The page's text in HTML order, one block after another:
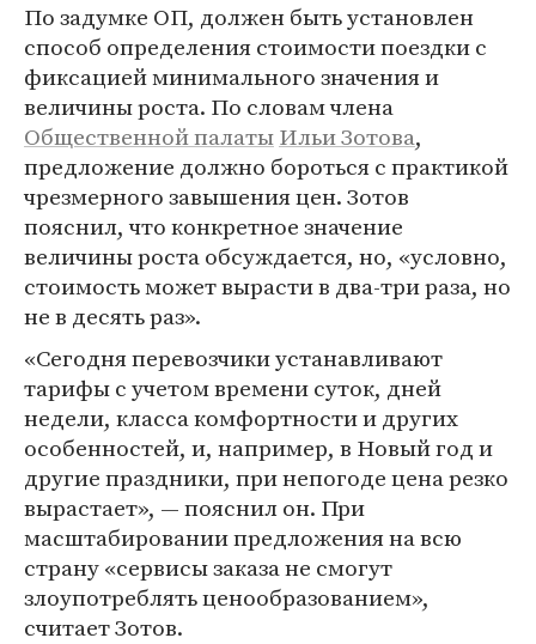
По задумке ОП, должен быть установлен
способ определения стоимости поездки с
фиксацией минимального значения и
величины роста. По словам члена
Общественной палатыИльи Зотова,
предложение должно бороться с практикой
чрезмерного завышения цен. Зотов
пояснил, что конкретное значение
величины роста обсуждается, но, «условно,
стоимость может вырасти в два-три раза, но
не в десять раз».
«Сегодня перевозчики устанавливают
тарифы с учетом времени суток, дней
недели, класса комфортности и других
особенностей, и, например, в Новый год и
другие праздники, при непогоде цена резко
вырастает», — пояснил он. При
масштабировании предложения на всю
страну «сервисы заказа не смогут
злоупотреблять ценообразованием»,
считает Зотов.